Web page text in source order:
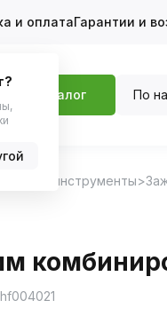
и оплатаГарантии и
Каталог По
Ручные инструменты
hf004021